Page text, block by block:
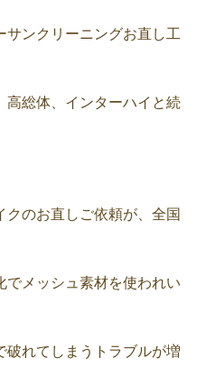
サンクリーニングお直し工
高総体、インターハイと続
のお直しご依頼が、全国
でメッシュ素材を使われい
破れてしまうトラブルが増